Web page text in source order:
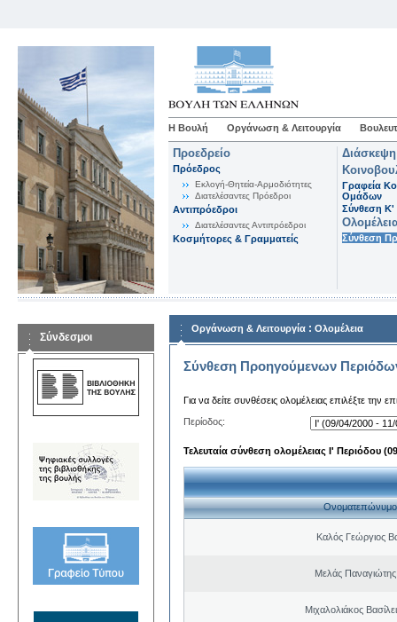
Η Βουλή Οργάνωση & Λειτουργία
Προεδρείο
Πρόεδρος
Εκλογή-Θητεία-Αρμοδιότητες
Διατελέσαντες Πρόεδροι
Αντιπρόεδροι
Διατελέσαντες Αντιπρόεδροι
Κοσμήτορες & Γραμματείς
Γραφεία
Ομάδων
Σύνθεση K'
Σύνθεση
Σύνδεσμοι
Οργάνωση & Λειτουργία : Ολομέλεια
Σύνθεση Προηγούμενων
Για να δείτε συνθέσεις ολομέλειας επιλέξτε την
Περίοδος:
Τελευταία σύνθεση ολομέλειας Ι' Περιόδου
Ονοματεπώνυμο
Καλός Γεώργιος
Μελάς
Μιχαλολιάκος